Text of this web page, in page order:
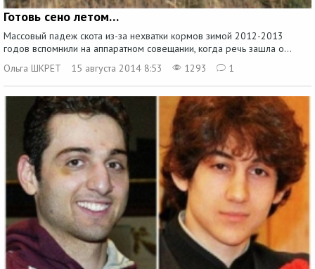
Готовь сено летом…
Массовый падеж скота из-за нехватки кормов зимой 2012-2013
годов вспомнили на аппаратном совещании, когда речь зашла о...
Ольга ШКРЕТ
15 августа 2014 8:53 1293 1